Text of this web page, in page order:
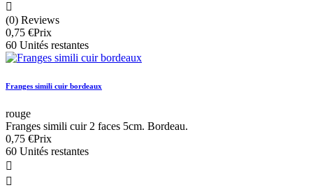

(0) Reviews
0,75 €Prix
60 Unités restantes
Franges simili cuir bordeaux
rouge
Franges simili cuir 2 faces 5cm. Bordeau.
0,75 €Prix
60 Unités restantes

